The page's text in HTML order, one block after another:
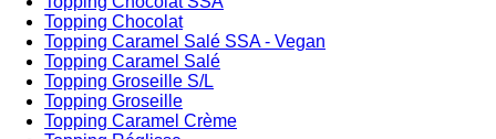
Topping Chocolat
Topping Caramel Salé SSA - Vegan
Topping Caramel Salé
Topping Groseille S/L
Topping Groseille
Topping Caramel Crème